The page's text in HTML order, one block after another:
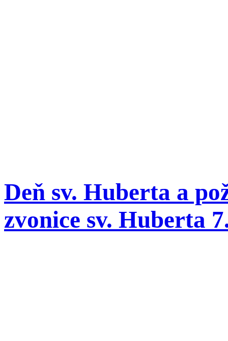
Deň sv. Huberta a
zvonice sv. Huberta